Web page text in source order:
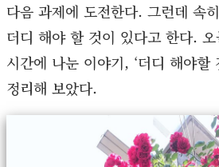
다음 과제에 도전한다. 그런데 속
더디 해야 할 것이 있다고 한다.
시간에 나눈 이야기, ‘더디 해야할
정리해 보았다.